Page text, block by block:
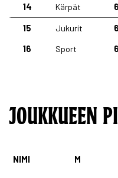
14 Kärpät
15 Jukurit
16 Sport
JOUKKUEEN
NIMI M